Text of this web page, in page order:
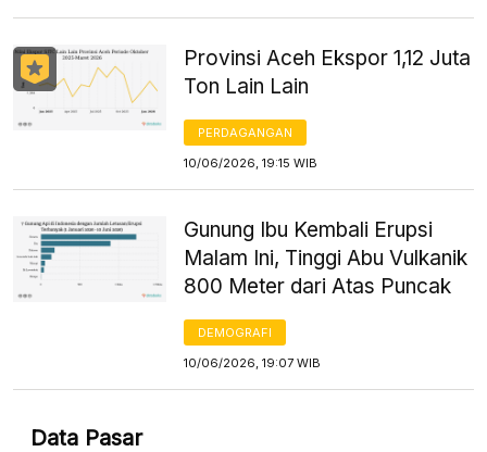
Provinsi Aceh Ekspor 1,12 Juta
Ton Lain Lain
PERDAGANGAN
10/06/2026, 19:15 WIB
Gunung Ibu Kembali Erupsi
Malam Ini, Tinggi Abu Vulkanik
800 Meter dari Atas Puncak
DEMOGRAFI
10/06/2026, 19:07 WIB
Data Pasar